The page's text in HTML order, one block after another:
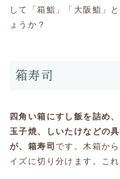
して「箱鮨」「大阪鮨」
ょうか？
箱寿司
四角い箱にすし飯を詰め
玉子焼、しいたけなどの
が、箱寿司 です。木箱か
イズに切り分けます。こ